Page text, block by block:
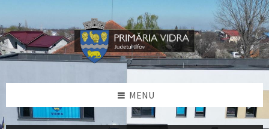
content
left
sidebar
footer
MENU